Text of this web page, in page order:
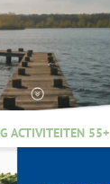
ACTIVITEITEN 55+